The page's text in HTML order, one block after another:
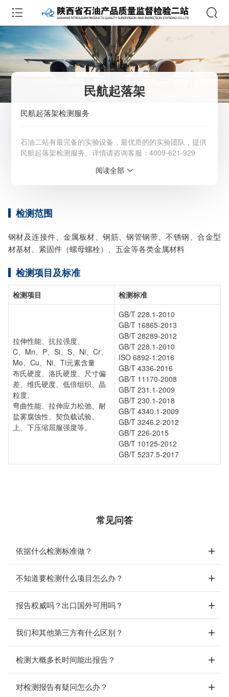
民航起落架
民航起落架检测服务
石油二站有最完备的实验设备，最优质的的实验团队，提供
民航起落架检测服务。详情请咨询客服：4009-621-929
服务模式：快递寄样、现场取样、人工送样
服务对象：企事业单位、高等院校、科研院所
断优化、司法服务
检测标准：国家标准、行业标准、企业标准、地方标准、国
阅读全部
检测范围
钢材及连接件、金属板材、钢筋、钢管钢带、不锈钢、合金型
材基材、紧固件（螺母螺栓）、五金等各类金属材料
检测项目及标准
检测项目 检测标准
拉伸性能、抗拉强度、
C、Mn、P、Si、S、Ni、Cr、
Mo、Cu、Ni、Ti元素含量
布氏硬度、洛氏硬度、尺寸偏
差、维氏硬度、低倍组织、晶
粒度、
弯曲性能、拉伸应力松弛、耐
盐雾腐蚀性、契负载试验、
上、下压缩屈服强度等。
GB/T 228.1-2010
GB/T 16865-2013
GB/T 28289-2012
GB/T 228.1-2010
ISO 6892-1:2016
GB/T 4336-2016
GB/T 11170-2008
GB/T 231.1-2009
GB/T 230.1-2018
GB/T 4340.1-2009
GB/T 3246.2-2012
GB/T 226-2015
GB/T 10125-2012
GB/T 5237.5-2017
常见问答
依据什么检测标准做？
不知道要检测什么项目怎么办？
报告权威吗？出口国外可用吗？
我们和其他第三方有什么区别？
检测大概多长时间能出报告？
对检测报告有疑问怎么办？